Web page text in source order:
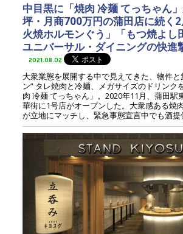
中目黒に「焼肉 冷麺 てっちゃん
坪・月商700万円の蒲田店に続く
火焼ホルモンぐう」「もつ焼よし
ユニバーサル・ダイニングの快進
2021.08.02
大衆業態を展開する中で見えてきた、物件と
ン” タレ焼肉と冷麺、メガサイズのドリンク
肉 冷麺 てっちゃん」。2020年11月、蒲田駅
華街に1号店がオープンした。大衆感ある焼
が立地にマッチし、緊急事態宣言中でも酒提